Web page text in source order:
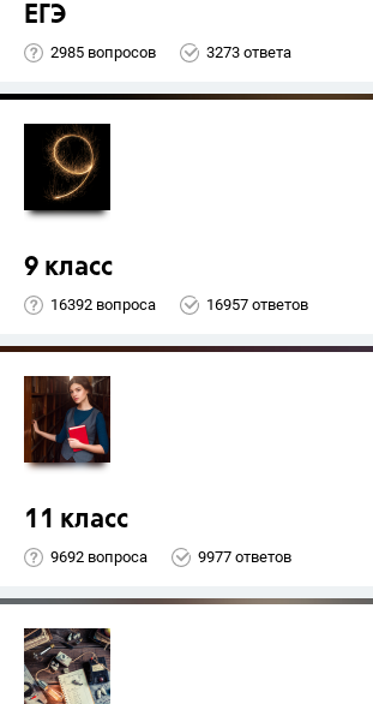
ЕГЭ
2985 вопросов 3273 ответа
9 класс
16392 вопроса 16957 ответов
11 класс
9692 вопроса 9977 ответов